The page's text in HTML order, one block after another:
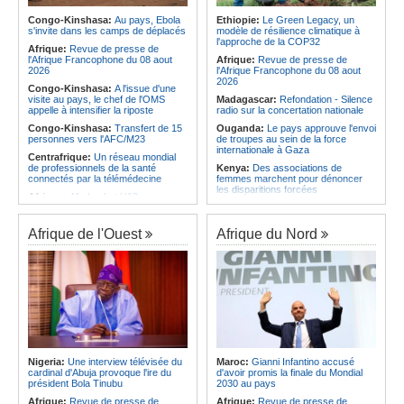
Afrique:CAN Féminine 2026 -
Priscille Kreto, la sérénité avant le
grand rendez-vous face à l'Algérie
Afrique: Le roman-photo de la
phase de groupes de la
TotalEnergies CAF Coupe d'Afrique
les services rendus à la Patrie
Angola:Le président de
l'Assemblée nationale en mission
d'évaluation de l'activité
parlementaire de Lunda-Sul
Congo-Kinshasa: Au pays, Ebola
s'invite dans les camps de déplacés
Afrique: Revue de presse de
l'Afrique Francophone du 08 aout
2026
Congo-Kinshasa: A l'issue d'une
visite au pays, le chef de l'OMS
appelle à intensifier la riposte
Congo-Kinshasa: Transfert de 15
personnes vers l'AFC/M23
Centrafrique: Un réseau mondial
de professionnels de la santé
connectés par la télémédecine
Afrique:
Afrobasket U18 -
Madagascar valide son ticket pour
les quarts
Congo-Brazzaville:
Assainissement et développement
local - Les Nations unies réitèrent
leur soutien au pays
Angola:Le pays a achevé 89 % du
déminage des 911 zones minées
Angola:Des élèves angolais
remportent plus de 50 médailles aux
Olympiades de mathématiques en
Angleterre
Angola:Petro qualifié pour les
demi-finales du championnat
national féminin
Ethiopie: Le Green Legacy, un
modèle de résilience climatique à
l'approche de la COP32
Afrique: Revue de presse de
l'Afrique Francophone du 08 aout
2026
Madagascar: Refondation - Silence
radio sur la concertation nationale
Ouganda: Le pays approuve l'envoi
de troupes au sein de la force
internationale à Gaza
Kenya: Des associations de
femmes marchent pour dénoncer
les disparitions forcées
Afrique:La CEA renforce les
capacités des parlementaires de
l'Afrique de l'Est
Madagascar:Danse - La création
chorégraphique rassemble ses
adeptes
Madagascar:Média - Mort subite
de Sitraka Rakotobe
Madagascar:
Les reins solides
Madagascar:
Vol à la tire - Un
groupe de six femmes se retrouve
Afrique de l'Ouest
Nigeria: Une interview télévisée du
cardinal d'Abuja provoque l'ire du
président Bola Tinubu
Afrique: Revue de presse de
Afrique du Nord
Maroc: Gianni Infantino accusé
d'avoir promis la finale du Mondial
2030 au pays
Afrique: Revue de presse de